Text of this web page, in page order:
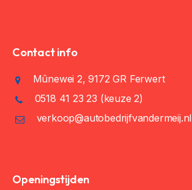
Contact info
Mûnewei 2, 9172 GR Ferwert
0518 41 23 23 (keuze 2)
verkoop@autobedrijfvandermeij.nl
Openingstijden